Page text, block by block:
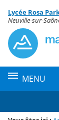
Menu de la
Contenu
Lycée Rosa
Neuville-sur-
MENU